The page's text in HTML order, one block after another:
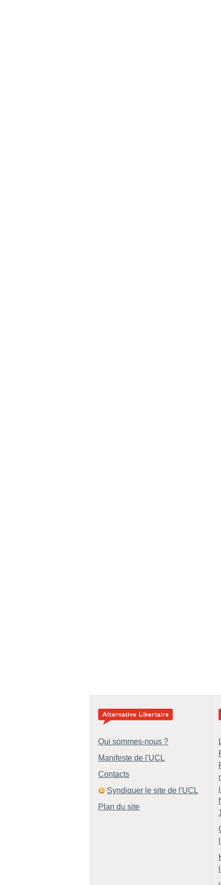
Qui sommes-nous ?
Manifeste de l'UCL
Contacts
Syndiquer le site de l'UCL
Plan du site